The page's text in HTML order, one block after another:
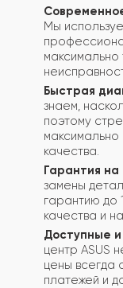
Мы
максимально
Быстрая
знаем,
поэтому
качества.
Гарантия на
замены
гарантию до
качества и
Доступные
центр ASUS
цены всегда
платежей и